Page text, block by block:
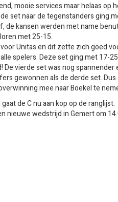
mooie services maar helaas op
set naar de tegenstanders ging
de kansen werden met name
met 25-15.
Unitas en dit zette zich goed
spelers. Deze set ging met 17-
De vierde set was nog spannender
gewonnen als de derde set. Dus
mee naar Boekel te
de C nu aan kop op de ranglijst.
nieuwe wedstrijd in Gemert om